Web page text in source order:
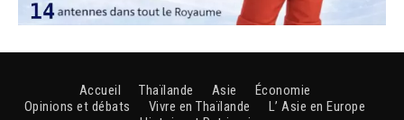
Accueil Thaïlande Asie
Économie
Opinions et débats
Vivre en Thaïlande
L’ Asie en Europe